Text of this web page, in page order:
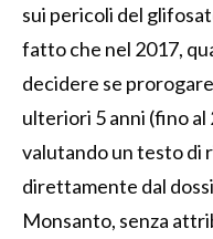
sui pericoli del
fatto che nel 2017,
decidere se
ulteriori 5 anni (fino al
valutando un testo di
direttamente dal
Monsanto, senza